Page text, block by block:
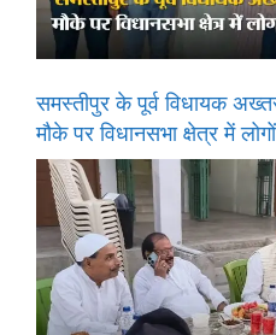
समस्तीपुर के पूर्व विधायक
मौके पर विधानसभा क्षेत्र में